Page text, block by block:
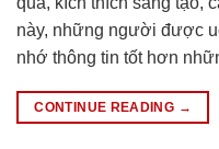
này, những người được
nhớ thông tin tốt hơn
CONTINUE READING →